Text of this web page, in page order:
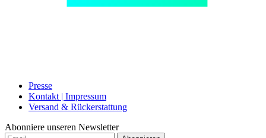
Presse
Kontakt | Impressum
Versand & Rückerstattung
Abonniere unseren Newsletter